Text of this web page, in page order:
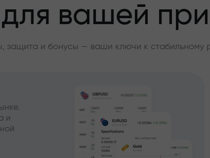
вашей
защита и бонусы — ваши ключи к стабильному
и